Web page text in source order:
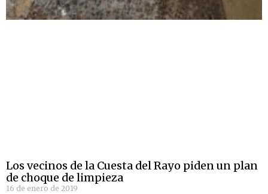
Los vecinos de la Cuesta del Rayo piden un plan
de choque de limpieza
16 de enero de 2019